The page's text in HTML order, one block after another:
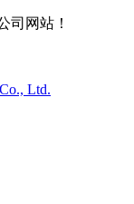
司网站！
Ltd.